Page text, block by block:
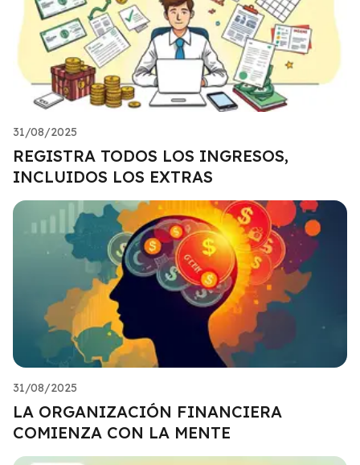
31/08/2025
REGISTRA TODOS LOS INGRESOS,
INCLUIDOS LOS EXTRAS
31/08/2025
LA ORGANIZACIÓN FINANCIERA
COMIENZA CON LA MENTE